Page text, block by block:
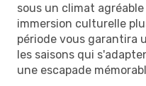
sous un climat
immersion culturelle
période vous garantira
les saisons qui
une escapade